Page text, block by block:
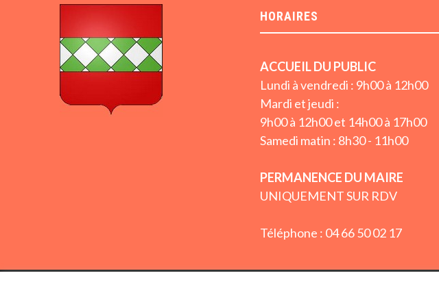
HORAIRES
ACCUEIL DU PUBLIC
Lundi à vendredi : 9h00 à 12h00
Mardi et jeudi :
9h00 à 12h00 et 14h00 à 17h00
Samedi matin : 8h30 - 11h00
PERMANENCE DU MAIRE
UNIQUEMENT SUR RDV
Téléphone : 04 66 50 02 17